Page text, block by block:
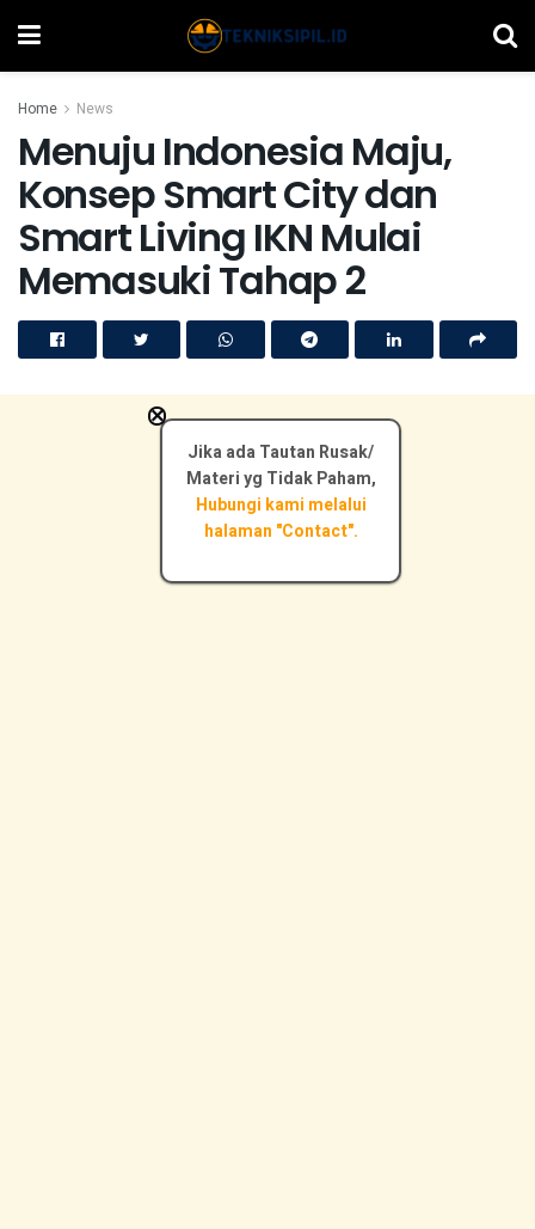
Home News
Menuju Indonesia Maju,
Konsep Smart City dan
Smart Living IKN Mulai
Memasuki Tahap 2
Jika ada Tautan Rusak/
Materi yg Tidak Paham,
Hubungi kami melalui
halaman "Contact".
×